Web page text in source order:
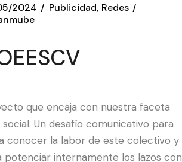
2024 Publicidad Redes
que encaja con nuestra faceta
social. Un desafío comunicativo para
conocer la labor de este colectivo y
potenciar internamente los lazos con